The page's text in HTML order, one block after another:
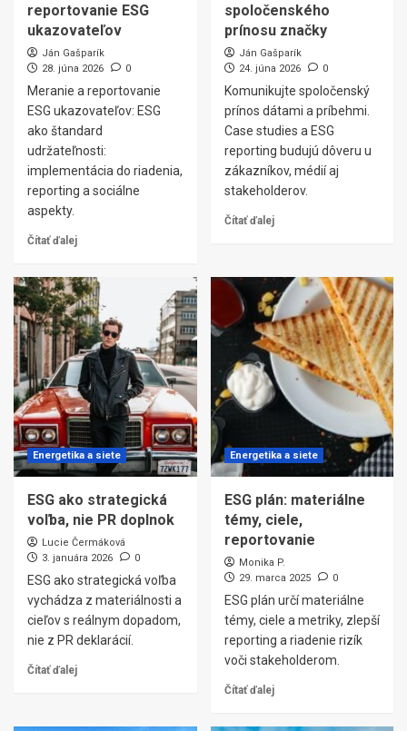
reportovanie ESG
ukazovateľov
Ján Gašparík
28. júna 2026
0
Meranie a reportovanie
ESG ukazovateľov: ESG
ako štandard
udržateľnosti:
implementácia do riadenia,
reporting a sociálne
aspekty.
Čítať ďalej
spoločenského
prínosu značky
Ján Gašparík
24. júna 2026
0
Komunikujte spoločenský
prínos dátami a príbehmi.
Case studies a ESG
reporting budujú dôveru u
zákazníkov, médií aj
stakeholderov.
Čítať ďalej
Energetika a siete
ESG ako strategická
voľba, nie PR doplnok
Lucie Čermáková
3. januára 2026
0
ESG ako strategická voľba
vychádza z materiálnosti a
cieľov s reálnym dopadom,
nie z PR deklarácií.
Čítať ďalej
Energetika a siete
ESG plán: materiálne
témy, ciele,
reportovanie
Monika P.
29. marca 2025
0
ESG plán určí materiálne
témy, ciele a metriky, zlepší
reporting a riadenie rizík
voči stakeholderom.
Čítať ďalej